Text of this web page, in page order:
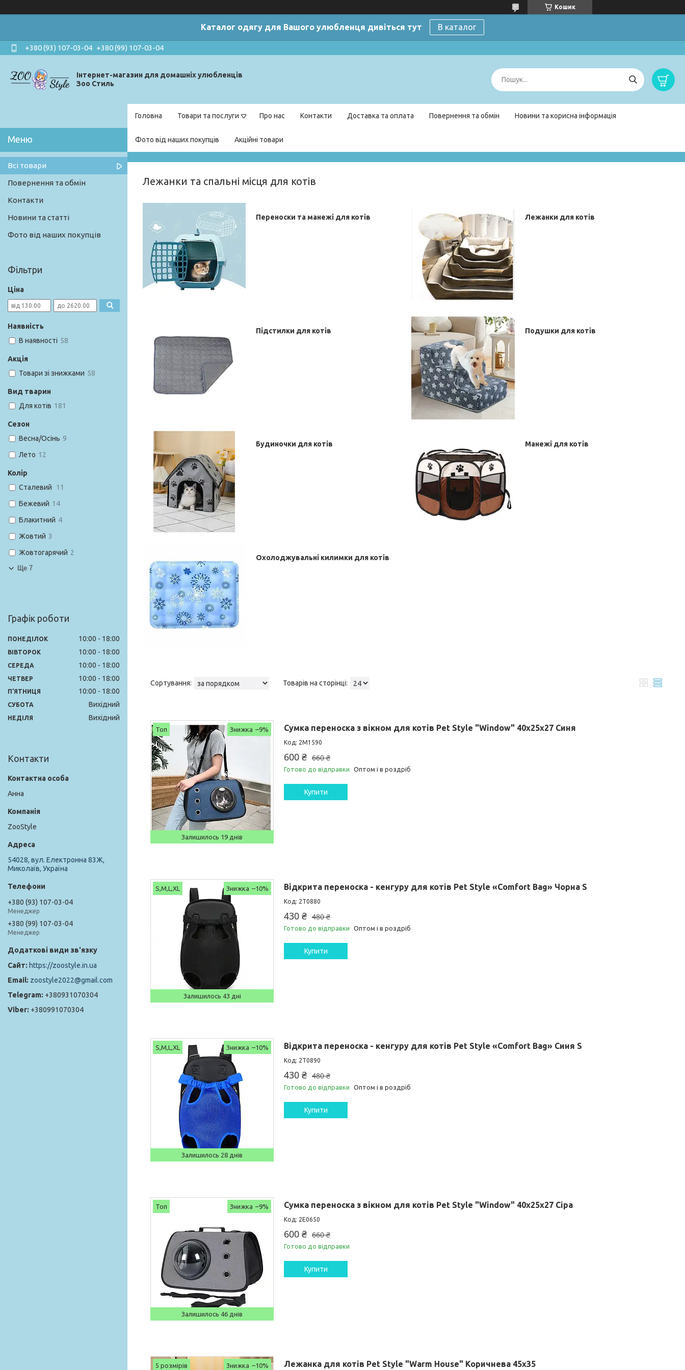
Кошик
Каталог одягу для Вашого улюбленця дивіться тут В каталог
+380 (93) 107-03-04 +380 (99) 107-03-04
Інтернет-магазин для домашніх улюбленців
Зоо Стиль
Головна Товари та послуги Про нас Контакти Доставка та оплата Повернення та обмін Новини та корисна інформація
Фото від наших покупців Акційні товари
Лежанки та спальні місця для котів
Переноски та манежі для котів Лежанки для котів
Підстилки для котів Подушки для котів
Будиночки для котів Манежі для котів
Охолоджувальні килимки для котів
Топ –9%
Залишилось 19 днів
Сумка переноска з вікном для котів Pet Style "Window" 40х25х27 Синя
2M1590
660 ₴
600 ₴
Готово до відправки Оптом і в роздріб
Купити
S,M,L,XL –10%
Залишилось 43 дні
Відкрита переноска - кенгуру для котів Pet Style «Comfort Bag» Чорна S
2T0880
480 ₴
430 ₴
Готово до відправки Оптом і в роздріб
Купити
S,M,L,XL –10%
Залишилось 28 днів
Відкрита переноска - кенгуру для котів Pet Style «Comfort Bag» Синя S
2T0890
480 ₴
430 ₴
Готово до відправки Оптом і в роздріб
Купити
Топ –9%
Залишилось 46 днів
Сумка переноска з вікном для котів Pet Style "Window" 40х25х27 Сіра
2E0650
660 ₴
600 ₴
Готово до відправки
Купити
5 розмірів –10% Лежанка для котів Pet Style "Warm House" Коричнева 45х35
Всі товари
Повернення та обмін
Контакти
Новини та статті
Фото від наших покупців
Фільтри
Ціна
Наявність
В наявності 58
Акція
Товари зі знижками 58
Вид тварин
Для котів 181
Сезон
Весна/Осінь 9
Лето 12
Колір
Сталевий
11
Бежевий 14
Блакитний 4
Жовтий 3
Жовтогарячий 2
Ще 7
Графік роботи
ПОНЕДІЛОК 10:00 18:00
ВІВТОРОК 10:00 18:00
СЕРЕДА 10:00 18:00
ЧЕТВЕР 10:00 18:00
ПʼЯТНИЦЯ 10:00 18:00
СУБОТА Вихідний
НЕДІЛЯ Вихідний
Контакти
Анна
ZooStyle
54028, вул. Електронна 83Ж,
Миколаїв, Україна
+380 (93) 107-03-04
Менеджер
+380 (99) 107-03-04
Менеджер
https://zoostyle.in.ua
zoostyle2022@gmail.com
+380931070304
+380991070304